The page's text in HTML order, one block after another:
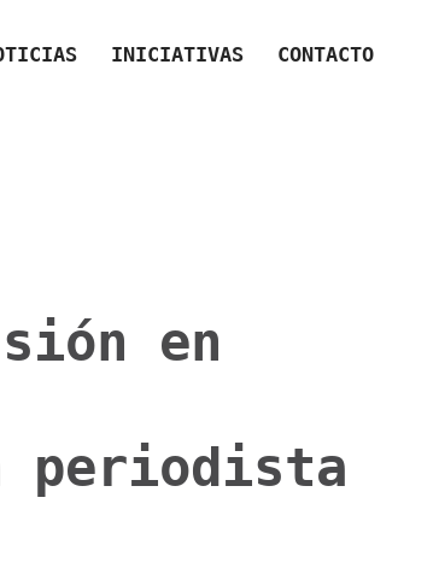
INICIATIVAS CONTACTO
en
periodista